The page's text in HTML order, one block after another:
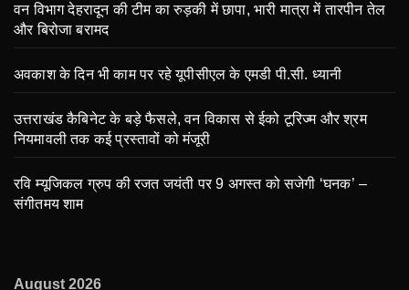
वन विभाग देहरादून की टीम का रुड़की में छापा, भारी मात्रा में तारपीन तेल
और बिरोजा बरामद
अवकाश के दिन भी काम पर रहे यूपीसीएल के एमडी पी.सी. ध्यानी
उत्तराखंड कैबिनेट के बड़े फैसले, वन विकास से ईको टूरिज्म और श्रम
नियमावली तक कई प्रस्तावों को मंजूरी
रवि म्यूजिकल ग्रुप की रजत जयंती पर 9 अगस्त को सजेगी ‘घनक’ –
संगीतमय शाम
August 2026